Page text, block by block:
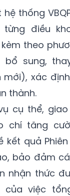
thống
điều
theo
bổ sung,
mới), xác
thành.
cụ thể,
chí tăng
kết quả
bảo đảm
nhận thức
của việc